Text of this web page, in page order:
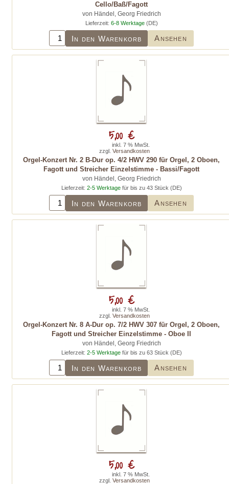
Cello/Baß/Fagott
von Händel, Georg Friedrich
Lieferzeit: 6-8 Werktage(DE)
In den Warenkorb Ansehen
Orgel-Konzert Nr. 2 B-Dur op. 4/2 HWV 290 für Orgel, 2 Oboen,
Fagott und Streicher Einzelstimme - Bassi/Fagott
von Händel, Georg Friedrich
Lieferzeit: 2-5 Werktagefür bis zu 43 Stück (DE)
In den Warenkorb Ansehen
5,00 €
inkl. 7 % MwSt.
zzgl. Versandkosten
Orgel-Konzert Nr. 8 A-Dur op. 7/2 HWV 307 für Orgel, 2 Oboen,
Fagott und Streicher Einzelstimme - Oboe II
von Händel, Georg Friedrich
Lieferzeit: 2-5 Werktagefür bis zu 63 Stück (DE)
In den Warenkorb Ansehen
5,00 €
inkl. 7 % MwSt.
zzgl. Versandkosten
5,00 €
inkl. 7 % MwSt.
zzgl. Versandkosten